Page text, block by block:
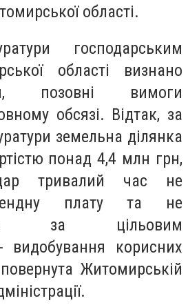
області.
господарським
області визнано
позовні вимоги
обсязі. Відтак, за
земельна ділянка
понад 4,4 млн грн,
тривалий час не
плату та не
за цільовим
видобування корисних
Житомирській